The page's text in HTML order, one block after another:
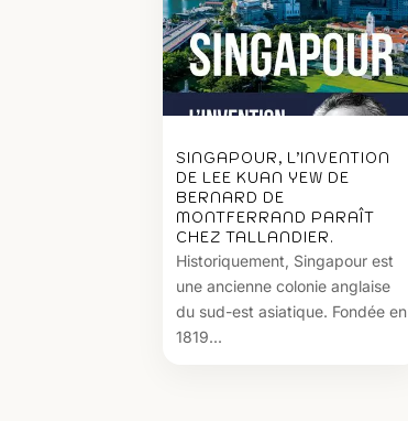
SINGAPOUR, L’INVENTION
DE LEE KUAN YEW DE
BERNARD DE
MONTFERRAND PARAÎT
CHEZ TALLANDIER.
Historiquement, Singapour est
une ancienne colonie anglaise
du sud-est asiatique. Fondée en
1819...